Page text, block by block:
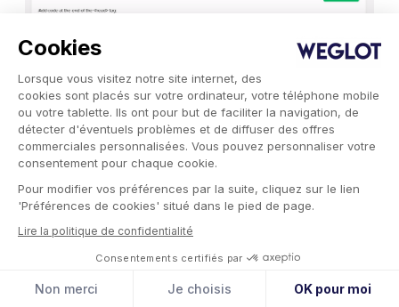
Cookies
Lorsque vous visitez notre site internet, des
cookies sont placés sur votre ordinateur, votre téléphone mobile
ou votre tablette. Ils ont pour but de faciliter la navigation, de
détecter d'éventuels problèmes et de diffuser des offres
commerciales personnalisées. Vous pouvez personnaliser votre
consentement pour chaque cookie.
Pour modifier vos préférences par la suite, cliquez sur le lien
'Préférences de cookies' situé dans le pied de page.
Lire la politique de confidentialité
Consentements certifiés par
Non merci Je choisis OK pour moi
Enregistrez les